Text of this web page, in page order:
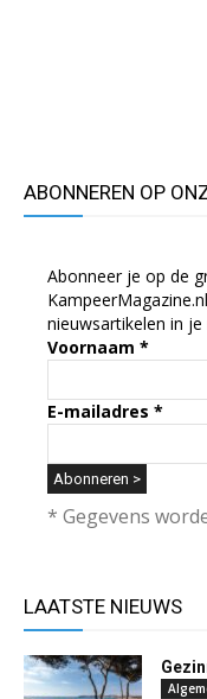
ABONNEREN OP
Abonneer je op de
nieuwsartikelen in je
Voornaam *
E-mailadres *
* Gegevens
LAATSTE NIEUWS